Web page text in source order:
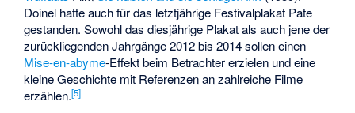
Doinel hatte auch für das letztjährige Festivalplakat Pate
gestanden. Sowohl das diesjährige Plakat als auch jene der
zurückliegenden Jahrgänge 2012 bis 2014 sollen einen
Mise-en-abyme-Effekt beim Betrachter erzielen und eine
kleine Geschichte mit Referenzen an zahlreiche Filme
erzählen.[5]